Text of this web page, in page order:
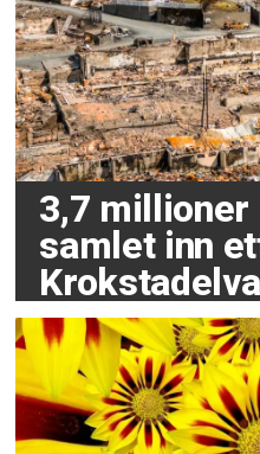
3,7 millioner
samlet inn
Krokstadelva